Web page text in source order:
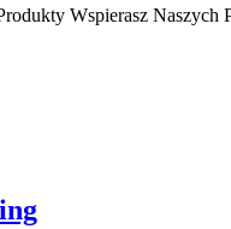
Wspierasz Naszych